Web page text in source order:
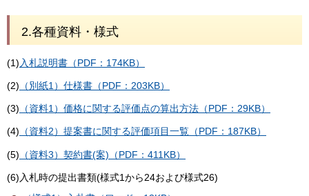
2.各種資料・様式
(1) 入札説明書（PDF：174KB）
(2) （別紙1）仕様書（PDF：203KB）
(3) （資料1）価格に関する評価点の算出方法（PDF：29KB）
(4) （資料2）提案書に関する評価項目一覧（PDF：187KB）
(5) （資料3）契約書(案)（PDF：411KB）
(6)入札時の提出書類(様式1から24および様式26)